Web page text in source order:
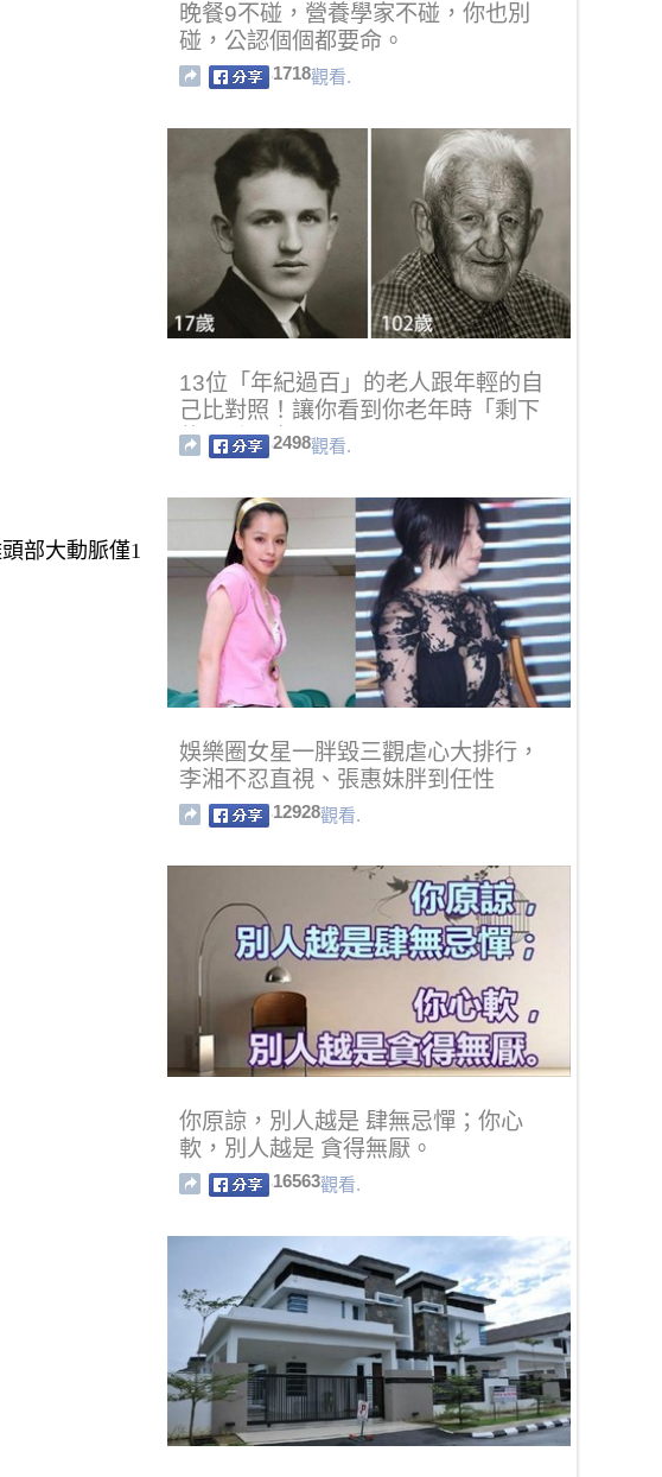
部大動脈僅1
晚餐9不碰，營養學家不碰，你也別
碰，公認個個都要命。
1718觀看.
13位「年紀過百」的老人跟年輕的自
己比對照！讓你看到你老年時「剩下
的最重要東西」！
2498觀看.
娛樂圈女星一胖毀三觀虐心大排行，
李湘不忍直視、張惠妹胖到任性
12928觀看.
你原諒，別人越是 肆無忌憚；你心
軟，別人越是 貪得無厭。
16563觀看.